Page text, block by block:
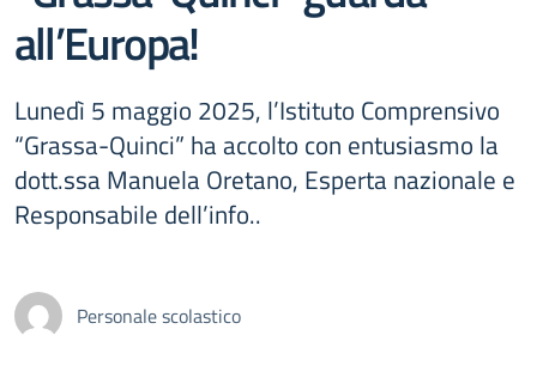
all’Europa!
Lunedì 5 maggio 2025, l’Istituto Comprensivo
“Grassa-Quinci” ha accolto con entusiasmo la
dott.ssa Manuela Oretano, Esperta nazionale e
Responsabile dell’info..
Personale scolastico